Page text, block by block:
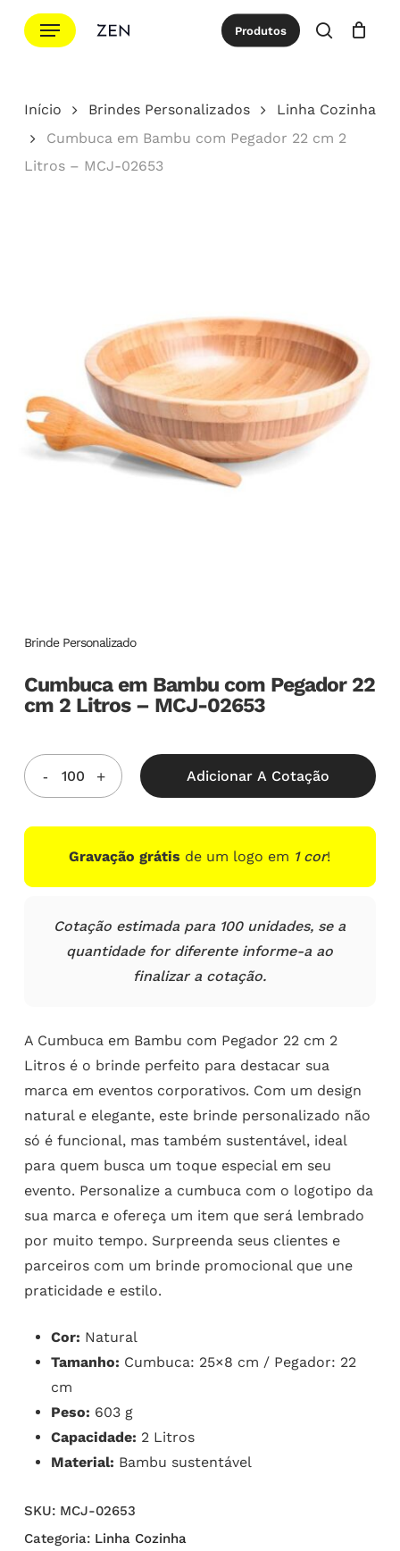
para
principal
Menu Produtos
procurar
Cotação Close
Início Brindes Personalizados
Linha Cozinha
Cumbuca em Bambu com Pegador 22 cm 2
Litros – MCJ-02653
Brinde Personalizado
Cumbuca em Bambu com Pegador 22
cm 2 Litros – MCJ-02653
Adicionar A Cotação
Gravação grátis de um logo em 1 cor!
Cotação estimada para 100 unidades, se a
quantidade for diferente informe-a ao
finalizar a cotação.
A Cumbuca em Bambu com Pegador 22 cm 2
Litros é o brinde perfeito para destacar sua
marca em eventos corporativos. Com um design
natural e elegante, este brinde personalizado não
só é funcional, mas também sustentável, ideal
para quem busca um toque especial em seu
evento. Personalize a cumbuca com o logotipo da
sua marca e ofereça um item que será lembrado
por muito tempo. Surpreenda seus clientes e
parceiros com um brinde promocional que une
praticidade e estilo.
Cor: Natural
Tamanho: Cumbuca: 25×8 cm / Pegador: 22
cm
Peso: 603 g
Capacidade: 2 Litros
Material: Bambu sustentável
SKU: MCJ-02653
Categoria: Linha Cozinha